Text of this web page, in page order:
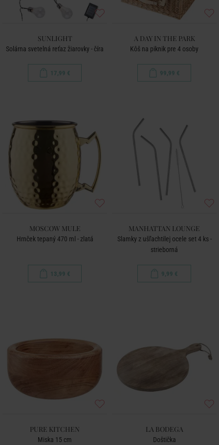
SUNLIGHT
Solárna svetelná reťaz žiarovky - číra
17,99 €
A DAY IN THE PARK
Kôš na piknik pre 4 osoby
99,99 €
MOSCOW MULE
Hrnček tepaný 470 ml - zlatá
13,99 €
MANHATTAN LOUNGE
Slamky z ušľachtilej ocele set 4 ks -
strieborná
9,99 €
PURE KITCHEN
Miska 15 cm
LA BODEGA
Doštička